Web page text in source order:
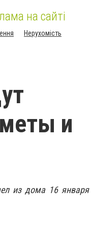
на сайті
Нерухомість
и
из дома 16